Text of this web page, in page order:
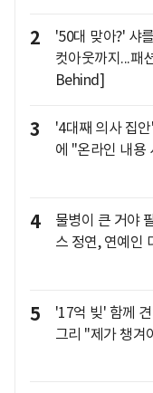
2
'50대 맞아?' 샤
컷아웃까지...패
Behind]
3
'4대째 의사 집
에 "온라인 내용
4
물병이 큰 거야
스 정연, 연예인
5
'17억 빚' 함께
그리 "제가 챙겨